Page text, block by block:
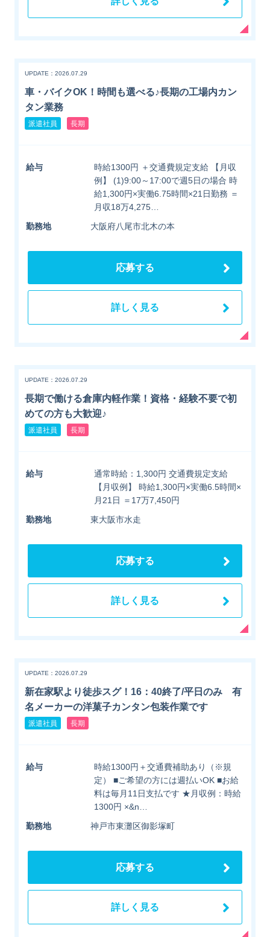
UPDATE：2026.07.29
車・バイクOK！時間も選べる♪長期の工場内カン
タン業務
派遣社員 長期
給与
時給1300円 ＋交通費規定支給 【月収
例】 (1)9:00～17:00で週5日の場合 時
給1,300円×実働6.75時間×21日勤務 ＝
月収18万4,275…
勤務地
大阪府八尾市北木の本
応募する
詳しく見る
UPDATE：2026.07.29
長期で働ける倉庫内軽作業！資格・経験不要で初
めての方も大歓迎♪
派遣社員 長期
給与
通常時給：1,300円 交通費規定支給
【月収例】 時給1,300円×実働6.5時間×
月21日 ＝17万7,450円
勤務地
東大阪市水走
応募する
詳しく見る
UPDATE：2026.07.29
新在家駅より徒歩スグ！16：40終了/平日のみ 有
名メーカーの洋菓子カンタン包装作業です
派遣社員 長期
給与
時給1300円＋交通費補助あり（※規
定） ■ご希望の方には週払いOK ■お給
料は毎月11日支払です ★月収例：時給
1300円 ×&n…
勤務地
神戸市東灘区御影塚町
応募する
詳しく見る